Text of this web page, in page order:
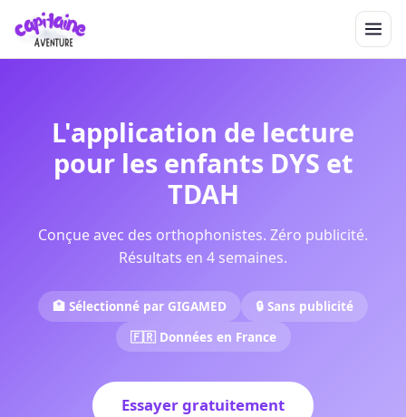
L'application de lecture
pour les enfants DYS et
TDAH
Conçue avec des orthophonistes. Zéro publicité.
Résultats en 4 semaines.
🏥 Sélectionné par GIGAMED
🔒 Sans publicité
🇫🇷 Données en France
Essayer gratuitement